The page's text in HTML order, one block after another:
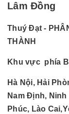
Lâm Đồng
Thuý Đạt -
THÀNH
Khu vực phía
Hà Nội, Hải
Nam Định,
Phúc, Lào